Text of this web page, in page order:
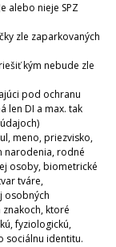
alebo nieje SPZ
zle zaparkovaných
kým nebude zle
pod ochranu
len DI a max. tak
meno, priezvisko,
narodenia, rodné
osoby, biometrické
tváre,
osobných
ktoré
fyziologickú,
sociálnu identitu.